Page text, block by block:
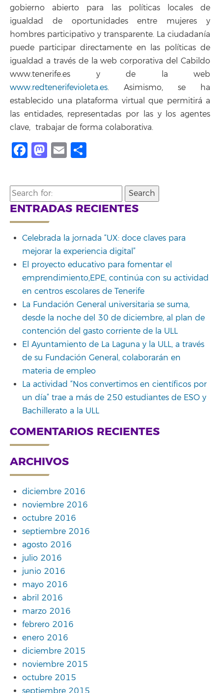
gobierno abierto para las políticas locales de
igualdad de oportunidades entre mujeres y
hombres participativo y transparente. La ciudadanía
puede participar directamente en las políticas de
igualdad a través de la web corporativa del Cabildo
www.tenerife.es y de la web
www.redtenerifevioleta.es. Asimismo, se ha
establecido una plataforma virtual que permitirá a
las entidades, representadas por las y los agentes
clave, trabajar de forma colaborativa.
Facebook
Mastodon
Email
Search
for:
ENTRADAS RECIENTES
Celebrada la jornada “UX: doce claves para
mejorar la experiencia digital”
El proyecto educativo para fomentar el
emprendimiento,EPE, continúa con su actividad
en centros escolares de Tenerife
La Fundación General universitaria se suma,
desde la noche del 30 de diciembre, al plan de
contención del gasto corriente de la ULL
El Ayuntamiento de La Laguna y la ULL, a través
de su Fundación General, colaborarán en
materia de empleo
La actividad “Nos convertimos en científicos por
un día” trae a más de 250 estudiantes de ESO y
Bachillerato a la ULL
COMENTARIOS RECIENTES
ARCHIVOS
diciembre 2016
noviembre 2016
octubre 2016
septiembre 2016
agosto 2016
julio 2016
junio 2016
mayo 2016
abril 2016
marzo 2016
febrero 2016
enero 2016
diciembre 2015
noviembre 2015
octubre 2015
septiembre 2015